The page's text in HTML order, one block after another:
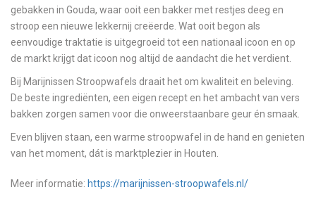
gebakken in Gouda, waar ooit een bakker met restjes deeg en
stroop een nieuwe lekkernij creëerde. Wat ooit begon als
eenvoudige traktatie is uitgegroeid tot een nationaal icoon en op
de markt krijgt dat icoon nog altijd de aandacht die het verdient.
Bij Marijnissen Stroopwafels draait het om kwaliteit en beleving.
De beste ingrediënten, een eigen recept en het ambacht van vers
bakken zorgen samen voor die onweerstaanbare geur én smaak.
Even blijven staan, een warme stroopwafel in de hand en genieten
van het moment, dát is marktplezier in Houten.
Meer informatie: https://marijnissen-stroopwafels.nl/